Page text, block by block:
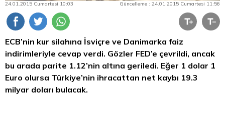
24.01.2015 Cumartesi 10:03 Güncelleme : 24.01.2015 Cumartesi 11:56
ECB’nin kur silahına İsviçre ve Danimarka faiz
indirimleriyle cevap verdi. Gözler FED’e çevrildi, ancak
bu arada parite 1.12’nin altına geriledi. Eğer 1 dolar 1
Euro olursa Türkiye’nin ihracattan net kaybı 19.3
milyar doları bulacak.